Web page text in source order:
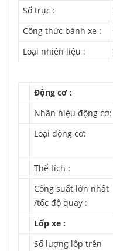
Số trục :
Công thức bánh xe :
Loại nhiên liệu :
Động cơ :
Nhãn hiệu động cơ:
Loại động cơ:
Thể tích :
Công suất lớn nhất
/tốc độ quay :
Lốp xe :
Số lượng lốp trên